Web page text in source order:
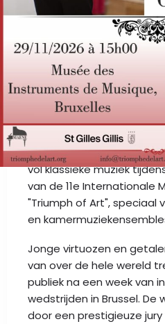
OP HET
🎻 Snaarinstrumenten &
Afsluitend galaconcert
Muziekcompetitie
Beleef samen met ons
vol klassieke muziek
van de 11e Internationale
"Triumph of Art", speciaal
en
Jonge virtuozen en
van over de hele wereld
publiek na een week van
wedstrijden in Brussel. De
door een prestigieuze